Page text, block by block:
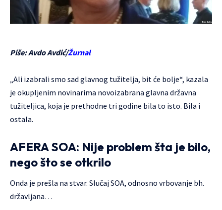
Piše: Avdo Avdić/Žurnal
„Ali izabrali smo sad glavnog tužitelja, bit će bolje“, kazala
je okupljenim novinarima novoizabrana glavna državna
tužiteljica, koja je prethodne tri godine bila to isto. Bila i
ostala.
AFERA SOA: Nije problem šta je bilo,
nego što se otkrilo
Onda je prešla na stvar. Slučaj SOA, odnosno vrbovanje bh.
državljana…